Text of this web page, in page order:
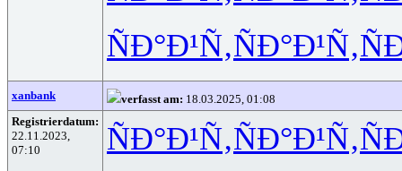
ÑÐ°Ð¹Ñ‚ÑÐ°Ð¹Ñ‚
xanbank verfasst am: 18.03.2025, 01:08
Registrierdatum:
22.11.2023,
07:10
ÑÐ°Ð¹Ñ‚ÑÐ°Ð¹Ñ‚